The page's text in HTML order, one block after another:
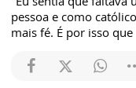
pessoa e como
mais fé. É por isso